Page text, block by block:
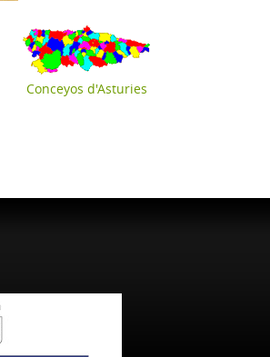
Conceyos d'Asturies